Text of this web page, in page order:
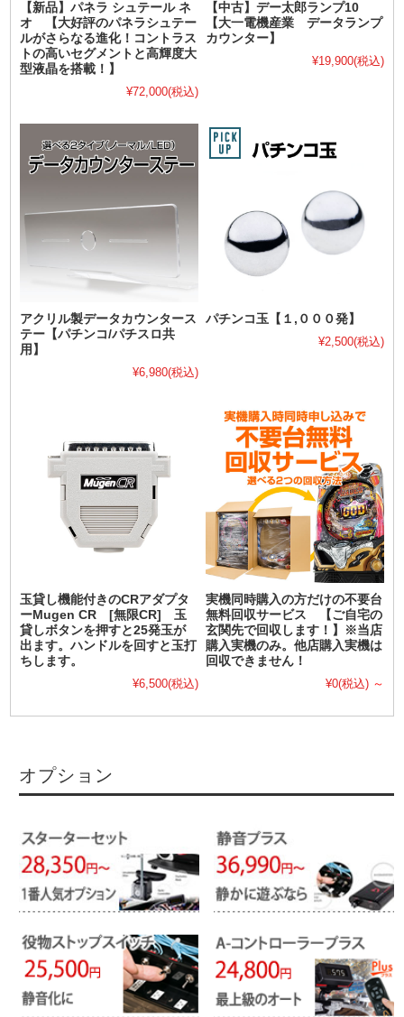
【新品】パネラ シュテール ネ
オ 【大好評のパネラシュテー
ルがさらなる進化！コントラス
トの高いセグメントと高輝度大
型液晶を搭載！】
¥72,000(税込)
【中古】デー太郎ランプ10
【大一電機産業 データランプ
カウンター】
¥19,900(税込)
アクリル製データカウンタース
テー【パチンコ/パチスロ共
用】
¥6,980(税込)
パチンコ玉【１,０００発】
¥2,500(税込)
玉貸し機能付きのCRアダプタ
ーMugen CR [無限CR] 玉
貸しボタンを押すと25発玉が
出ます。ハンドルを回すと玉打
ちします。
¥6,500(税込)
実機同時購入の方だけの不要台
無料回収サービス 【ご自宅の
玄関先で回収します！】※当店
購入実機のみ。他店購入実機は
回収できません！
¥0(税込) ～
オプション